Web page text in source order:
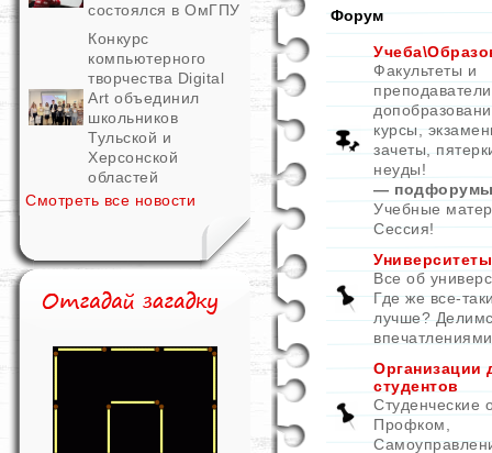
состоялся в ОмГПУ
Конкурс
компьютерного
творчества Digital
Art объединил
школьников
Тульской и
Херсонской
областей
Смотреть все новости
Форум
Факультеты и
курсы,
зачеты,
неуды!
—
Учебные
Сессия!
Университеты
Все об
Где же все-
лучше?
Организации
студентов
Студенческие
Профком,